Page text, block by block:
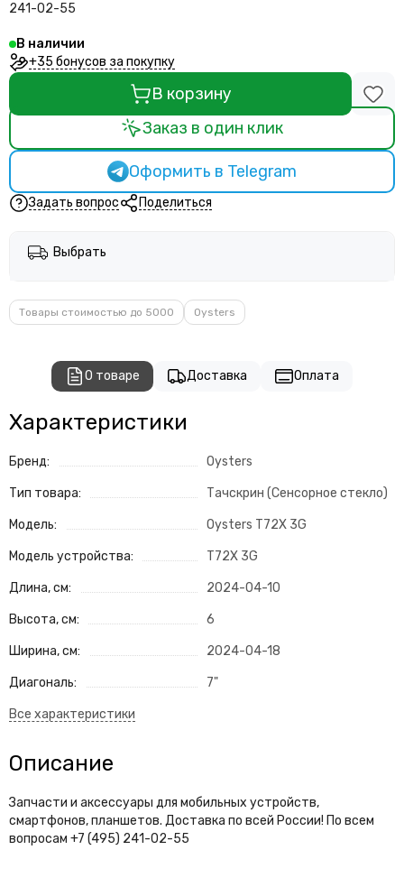
241-02-55
В наличии
+35 бонусов за покупку
В корзину
Заказ в один клик
Оформить в Telegram
Задать вопрос Поделиться
Выбрать
Товары стоимостью до 5000 Oysters
О товаре Доставка Оплата
Характеристики
Бренд: Oysters
Тип товара: Тачскрин (Сенсорное стекло)
Модель: Oysters T72X 3G
Модель устройства: T72X 3G
Длина, см: 2024-04-10
Высота, см: 6
Ширина, см: 2024-04-18
Диагональ: 7"
Описание
Запчасти и аксессуары для мобильных устройств,
смартфонов, планшетов. Доставка по всей России! По всем
вопросам +7 (495) 241-02-55